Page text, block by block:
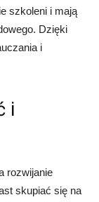
szkoleni i mają
Dzięki
i
i
rozwijanie
skupiać się na